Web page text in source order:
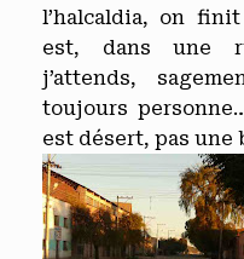
l’halcaldia, on
est, dans une
j’attends,
toujours
est désert, pas une